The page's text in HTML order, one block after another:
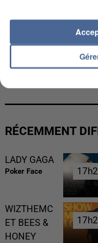
L’UN DES
RÉCEMMENT
LADY GAGA
Poker Face
WIZTHEMC
ET BEES &
HONEY